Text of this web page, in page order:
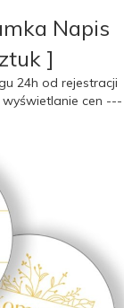
Napis
]
24h od rejestracji
cen ---